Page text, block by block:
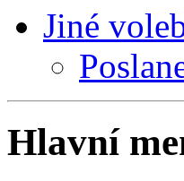
Jiné
Hlavní